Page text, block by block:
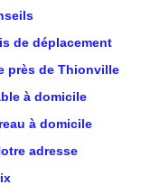
de déplacement
près de Thionville
à domicile
à domicile
adresse